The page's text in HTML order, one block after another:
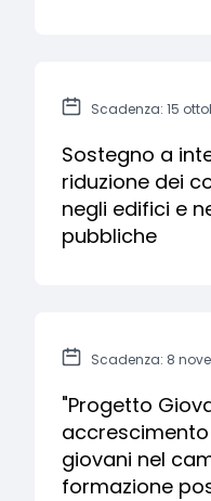
Scadenza: 15
Sostegno a
riduzione dei
negli edifici e
pubbliche
Scadenza: 8
"Progetto
giovani nel
formazione